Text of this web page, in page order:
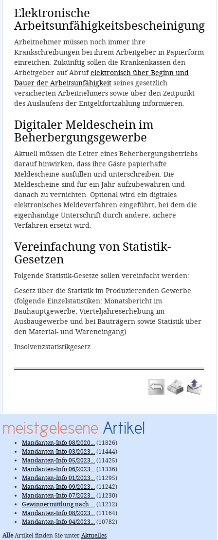
Elektronische
Arbeitsunfähigkeitsbescheinigung
Arbeitnehmer müssen noch immer ihre
Krankschreibungen bei ihrem Arbeitgeber in Papierform
einreichen. Zukünftig sollen die Krankenkassen den
Arbeitgeber auf Abrufelektronisch über Beginn und
Dauer der Arbeitsunfähigkeitseines gesetzlich
versicherten Arbeitnehmers sowie über den Zeitpunkt
des Auslaufens der Entgeltfortzahlung informieren.
Digitaler Meldeschein im
Beherbergungsgewerbe
Aktuell müssen die Leiter eines Beherbergungsbetriebs
darauf hinwirken, dass ihre Gäste papierhafte
Meldescheine ausfüllen und unterschreiben. Die
Meldescheine sind für ein Jahr aufzubewahren und
danach zu vernichten. Optional wird ein digitales
elektronisches Meldeverfahren eingeführt, bei dem die
eigenhändige Unterschrift durch andere, sichere
Verfahren ersetzt wird.
Vereinfachung von Statistik-
Gesetzen
Folgende Statistik-Gesetze sollen vereinfacht werden:
Gesetz über die Statistik im Produzierenden Gewerbe
(folgende Einzelstatistiken: Monatsbericht im
Bauhauptgewerbe, Vierteljahreserhebung im
Ausbaugewerbe und bei Bauträgern sowie Statistik über
den Material- und Wareneingang)
Insolvenzstatistikgesetz
meistgelesene Artikel
Mandanten-Info 08/2020...(11826)
Mandanten-Info 03/2023...(11444)
Mandanten-Info 05/2023...(11425)
Mandanten-Info 06/2023...(11336)
Mandanten-Info 01/2023...(11295)
Mandanten-Info 09/2023...(11242)
Mandanten-Info 07/2023...(11230)
Gewinnermittlung nach ...(11212)
Mandanten-Info 08/2023...(11164)
Mandanten-Info 04/2023...(10782)
AlleArtikel finden Sie unterAktuelles